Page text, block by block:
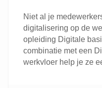
Niet al je
digitalisering op de
opleiding Digitale
combinatie met een
werkvloer help je ze